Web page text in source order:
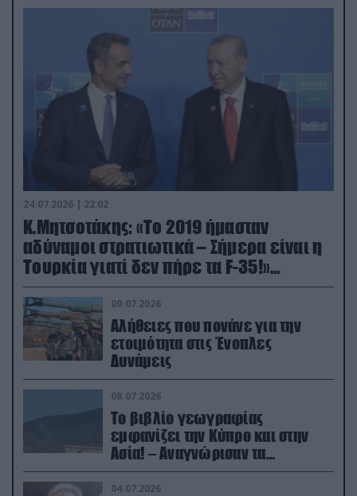
24.07.2026 | 22:02
Κ.Μητσοτάκης: «Το 2019 ήμασταν
αδύναμοι στρατιωτικά – Σήμερα είναι η
Τουρκία γιατί δεν πήρε τα F-35!»
(βίντεο)
09.07.2026
Αλήθειες που πονάνε για την
ετοιμότητα στις Ένοπλες
Δυνάμεις
08.07.2026
Το βιβλίο γεωγραφίας
εμφανίζει την Κύπρο και στην
Ασία! – Αναγνώρισαν τα
κατεχόμενα; (φωτο)
04.07.2026